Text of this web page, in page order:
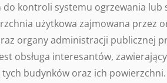
kontroli systemu ogrzewania lub
użytkowa zajmowana przez
organy administracji publicznej
obsługa interesantów,
budynków oraz ich powierzchni.